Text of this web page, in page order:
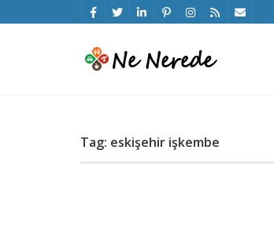
Tag: eskişehir işkembe